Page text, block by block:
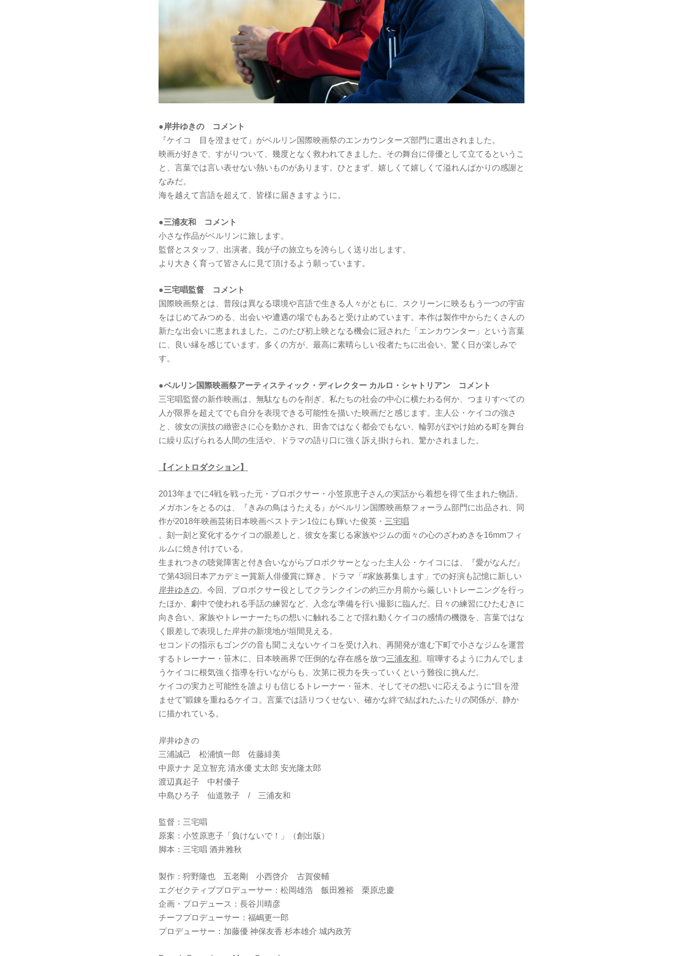
●岸井ゆきの コメント
『ケイコ 目を澄ませて』がベルリン国際映画祭のエンカウンターズ部門に選出されました。
映画が好きで、すがりついて、幾度となく救われてきました。その舞台に俳優として立てるというこ
と、言葉では言い表せない熱いものがあります。ひとまず、嬉しくて嬉しくて溢れんばかりの感謝と
なみだ。
海を越えて言語を超えて、皆様に届きますように。
●三浦友和 コメント
小さな作品がベルリンに旅します。
監督とスタッフ、出演者。我が子の旅立ちを誇らしく送り出します。
より大きく育って皆さんに見て頂けるよう願っています。
●三宅唱監督 コメント
国際映画祭とは、普段は異なる環境や言語で生きる人々がともに、スクリーンに映るもう一つの宇宙
をはじめてみつめる、出会いや遭遇の場でもあると受け止めています。本作は製作中からたくさんの
新たな出会いに恵まれました。このたび初上映となる機会に冠された「エンカウンター」という言葉
に、良い縁を感じています。多くの方が、最高に素晴らしい役者たちに出会い、驚く日が楽しみで
す。
●ベルリン国際映画祭アーティスティック・ディレクター カルロ・シャトリアン コメント
三宅唱監督の新作映画は、無駄なものを削ぎ、私たちの社会の中心に横たわる何か、つまりすべての
人が限界を超えてでも自分を表現できる可能性を描いた映画だと感じます。主人公・ケイコの強さ
と、彼女の演技の緻密さに心を動かされ、田舎ではなく都会でもない、輪郭がぼやけ始める町を舞台
に繰り広げられる人間の生活や、ドラマの語り口に強く訴え掛けられ、驚かされました。
【イントロダクション】
2013年までに4戦を戦った元・プロボクサー・小笠原恵子さんの実話から着想を得て生まれた物語。
メガホンをとるのは、『きみの鳥はうたえる』がベルリン国際映画祭フォーラム部門に出品され、同
作が2018年映画芸術日本映画ベストテン1位にも輝いた俊英・ 三宅唱
。刻一刻と変化するケイコの眼差しと、彼女を案じる家族やジムの面々の心のざわめきを16mmフィ
ルムに焼き付けている。
生まれつきの聴覚障害と付き合いながらプロボクサーとなった主人公・ケイコには、『愛がなんだ』
で第43回日本アカデミー賞新人俳優賞に輝き、ドラマ「#家族募集します」での好演も記憶に新しい
岸井ゆきの。今回、プロボクサー役としてクランクインの約三か月前から厳しいトレーニングを行っ
たほか、劇中で使われる手話の練習など、入念な準備を行い撮影に臨んだ。日々の練習にひたむきに
向き合い、家族やトレーナーたちの想いに触れることで揺れ動くケイコの感情の機微を、言葉ではな
く眼差しで表現した岸井の新境地が垣間見える。
セコンドの指示もゴングの音も聞こえないケイコを受け入れ、再開発が進む下町で小さなジムを運営
するトレーナー・笹木に、日本映画界で圧倒的な存在感を放つ三浦友和。喧嘩するように力んでしま
うケイコに根気強く指導を行いながらも、次第に視力を失っていくという難役に挑んだ。
ケイコの実力と可能性を誰よりも信じるトレーナー・笹木、そしてその想いに応えるように“目を澄
ませて”鍛錬を重ねるケイコ。言葉では語りつくせない、確かな絆で結ばれたふたりの関係が、静か
に描かれている。
岸井ゆきの
三浦誠己 松浦慎一郎 佐藤緋美
中原ナナ 足立智充 清水優 丈太郎 安光隆太郎
渡辺真起子 中村優子
中島ひろ子 仙道敦子 / 三浦友和
監督：三宅唱
原案：小笠原恵子「負けないで！」（創出版）
脚本：三宅唱 酒井雅秋
製作：狩野隆也 五老剛 小西啓介 古賀俊輔
エグゼクティブプロデューサー：松岡雄浩 飯田雅裕 栗原忠慶
企画・プロデュース：長谷川晴彦
チーフプロデューサー：福嶋更一郎
プロデューサー：加藤優 神保友香 杉本雄介 城内政芳